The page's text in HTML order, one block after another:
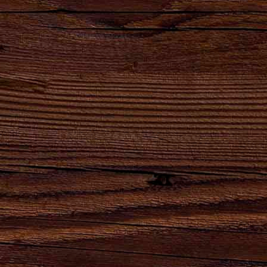
21.12.2023
Брянская губерния: репортаж об АО